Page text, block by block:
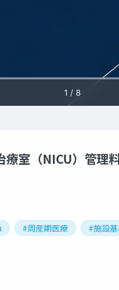
室（NICU）管理
#周産期医療
#施設